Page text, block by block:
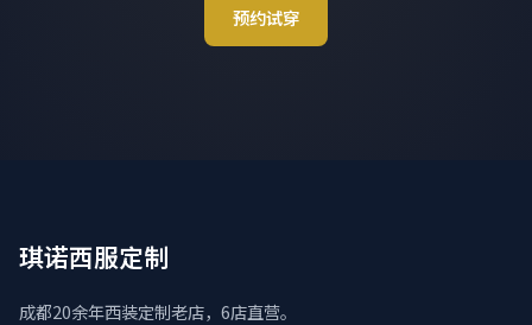
预约试穿
琪诺西服定制
成都20余年西装定制老店，6店直营。